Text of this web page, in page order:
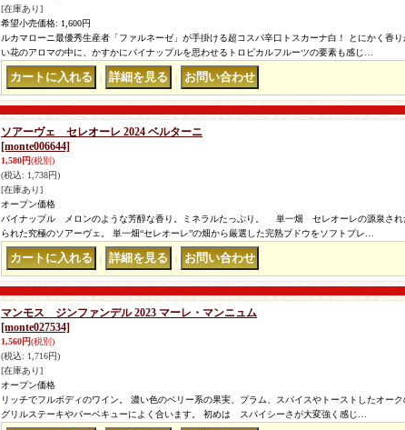
[在庫あり]
希望小売価格: 1,600円
ルカマローニ最優秀生産者「ファルネーゼ」が手掛ける超コスパ辛口トスカーナ白！ とにかく香
い花のアロマの中に、かすかにパイナップルを思わせるトロピカルフルーツの要素も感じ…
ソアーヴェ セレオーレ 2024 ベルターニ
[monte006644]
1,580円(税別)
(税込: 1,738円)
[在庫あり]
オープン価格
パイナップル メロンのような芳醇な香り。ミネラルたっぷり。 単一畑 セレオーレの源泉され
られた究極のソアーヴェ。 単一畑“セレオーレ”の畑から厳選した完熟ブドウをソフトプレ…
マンモス ジンファンデル 2023 マーレ・マンニュム
[monte027534]
1,560円(税別)
(税込: 1,716円)
[在庫あり]
オープン価格
リッチでフルボディのワイン。 濃い色のベリー系の果実、プラム、スパイスやトーストしたオーク
グリルステーキやバーベキューによく合います。 初めは スパイシーさが大変強く感じ…